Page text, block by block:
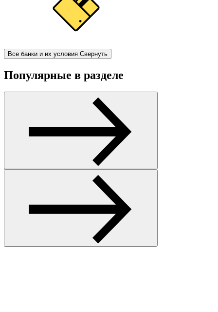
Все банки и их условия Свернуть
Популярные в разделе